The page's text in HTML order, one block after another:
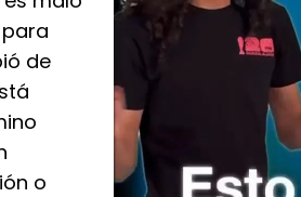
de
o